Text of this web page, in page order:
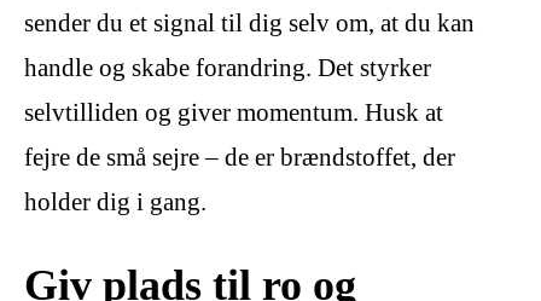
sender du et signal til dig selv om, at du kan
handle og skabe forandring. Det styrker
selvtilliden og giver momentum. Husk at
fejre de små sejre – de er brændstoffet, der
holder dig i gang.
Giv plads til ro og